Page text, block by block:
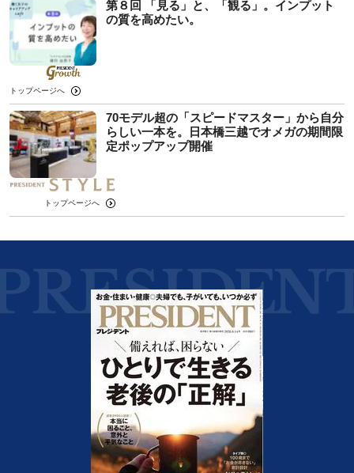
第８回 「見る」と、「観る」。インプット
の質を高めたい。
トップページへ
70モデル超の「スピードマスター」から自分
らしい一本を。日本橋三越でオメガの期間限
定ポップアップ開催
トップページへ